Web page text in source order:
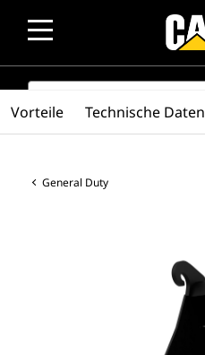
SEARCH
General Duty
Vorteile Technische Daten